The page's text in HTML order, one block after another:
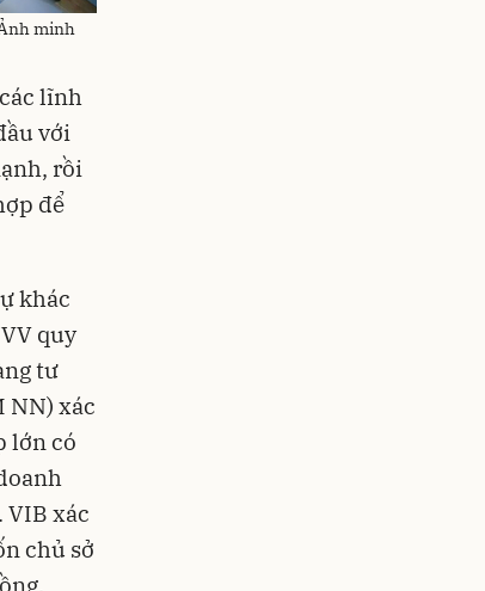
minh
lĩnh
với
rồi
để
khác
quy
tư
NN) xác
lớn có
xác
chủ sở